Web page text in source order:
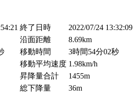
終了日時
2022/07/24 13:32:09
沿面距離
8.69km
移動時間
3時間54分02秒
移動平均速度 1.98km/h
昇降量合計
1455m
総下降量
36m